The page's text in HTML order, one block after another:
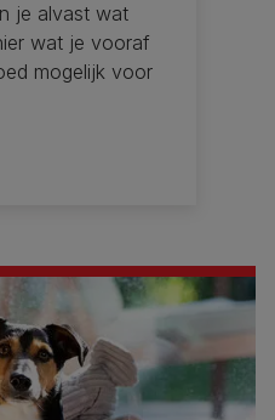
je alvast wat
wat je vooraf
mogelijk voor